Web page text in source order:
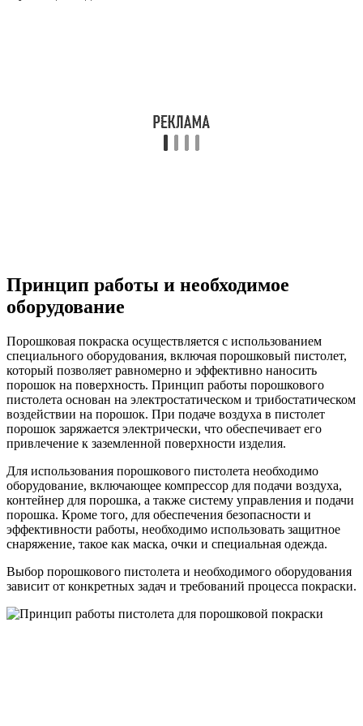
Принцип работы и необходимое
оборудование
Порошковая покраска осуществляется с использованием
специального оборудования, включая порошковый пистолет,
который позволяет равномерно и эффективно наносить
порошок на поверхность. Принцип работы порошкового
пистолета основан на электростатическом и трибостатическом
воздействии на порошок. При подаче воздуха в пистолет
порошок заряжается электрически, что обеспечивает его
привлечение к заземленной поверхности изделия.
Для использования порошкового пистолета необходимо
оборудование, включающее компрессор для подачи воздуха,
контейнер для порошка, а также систему управления и подачи
порошка. Кроме того, для обеспечения безопасности и
эффективности работы, необходимо использовать защитное
снаряжение, такое как маска, очки и специальная одежда.
Выбор порошкового пистолета и необходимого оборудования
зависит от конкретных задач и требований процесса покраски.